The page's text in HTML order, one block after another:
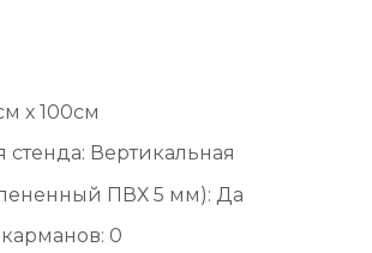
х 100см
стенда: Вертикальная
ПВХ 5 мм): Да
: 0